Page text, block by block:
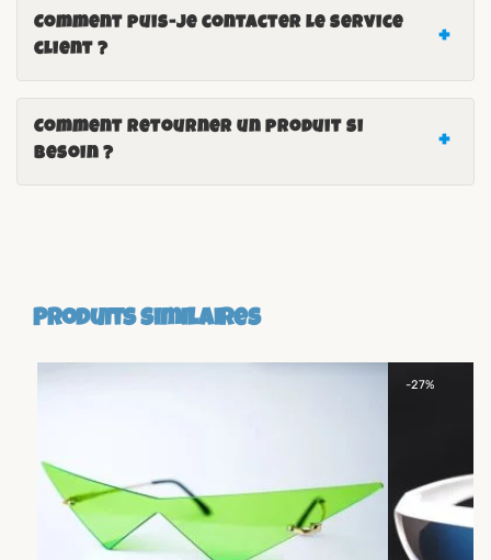
Comment puis-je contacter le service
client ?
Comment retourner un produit si
besoin ?
Produits similaires
-27%